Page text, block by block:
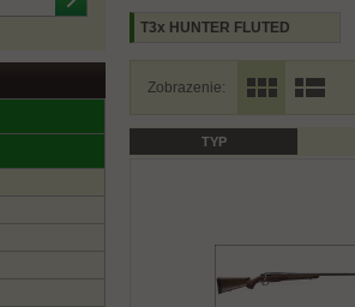
T3x HUNTER FLUTED
BARREL
Zobrazenie:
TYPLetná akcia